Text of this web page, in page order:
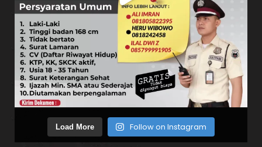
Load More Follow on Instagram